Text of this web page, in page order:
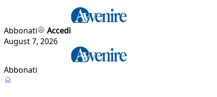
Abbonati
Accedi
August 7, 2026
Abbonati